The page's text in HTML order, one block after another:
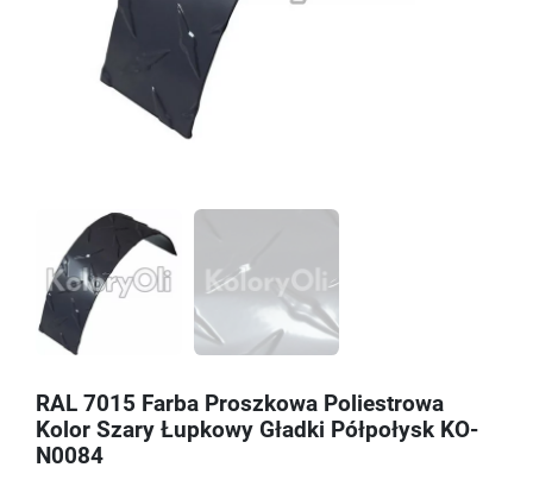
RAL 7015 Farba Proszkowa Poliestrowa
Kolor Szary Łupkowy Gładki Półpołysk KO-
N0084